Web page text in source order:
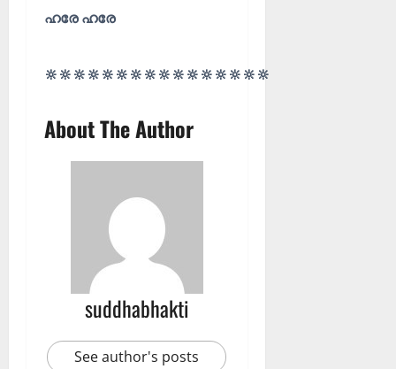
ഹരേ ഹരേ
🔆🔆🔆🔆🔆🔆🔆🔆🔆🔆🔆🔆🔆🔆🔆🔆
About The Author
suddhabhakti
See author's posts